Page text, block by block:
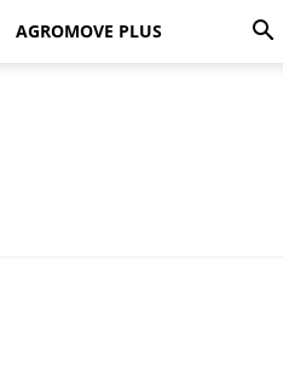
AGROMOVE PLUS